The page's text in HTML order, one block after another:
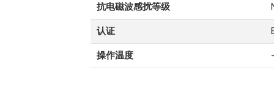
抗电磁波感扰等级
认证
操作温度